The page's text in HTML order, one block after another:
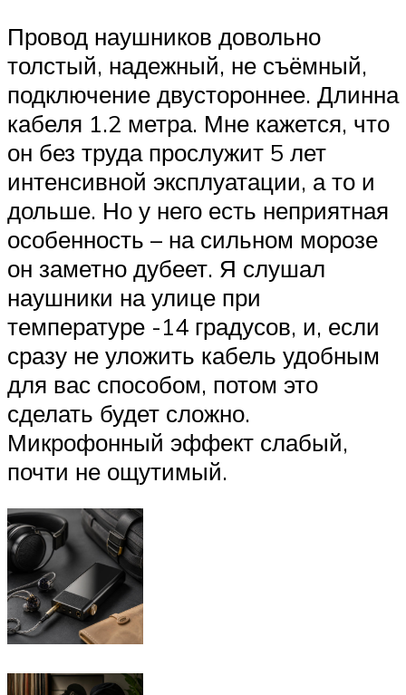
Провод наушников довольно
толстый, надежный, не съёмный,
подключение двустороннее. Длинна
кабеля 1.2 метра. Мне кажется, что
он без труда прослужит 5 лет
интенсивной эксплуатации, а то и
дольше. Но у него есть неприятная
особенность – на сильном морозе
он заметно дубеет. Я слушал
наушники на улице при
температуре -14 градусов, и, если
сразу не уложить кабель удобным
для вас способом, потом это
сделать будет сложно.
Микрофонный эффект слабый,
почти не ощутимый.